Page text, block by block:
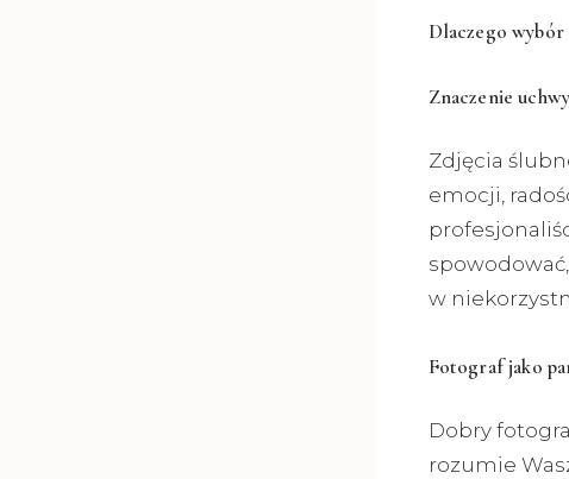
Dlaczego
Znaczenie
Zdjęcia
emocji,
w
Fotograf jako
Dobry
rozumie